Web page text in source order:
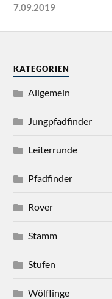
7.09.2019
KATEGORIEN
Allgemein
Jungpfadfinder
Leiterrunde
Pfadfinder
Rover
Stamm
Stufen
Wölflinge